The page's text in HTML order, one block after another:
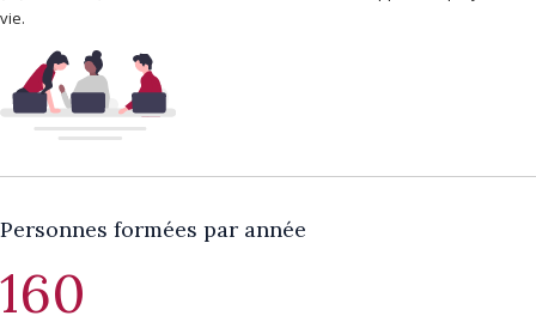
vie.
Personnes formées par année
160